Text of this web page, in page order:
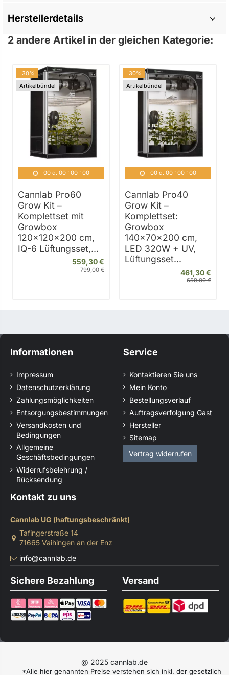
Herstellerdetails
2 andere Artikel in der gleichen Kategorie:
-30%
Artikelbündel
00d. 00: 00: 00
Cannlab Pro60
Grow Kit –
Komplettset mit
Growbox
120×120×200 cm,
IQ-6 Lüftungsset,...
559,30 €
799,00 €
-30%
Artikelbündel
00d. 00: 00: 00
Cannlab Pro40
Grow Kit –
Komplettset:
Growbox
140×70×200 cm,
LED 320W + UV,
Lüftungsset...
461,30 €
659,00 €
Informationen
Impressum
Datenschutzerklärung
Zahlungsmöglichkeiten
Entsorgungsbestimmungen
Versandkosten und
Bedingungen
Allgemeine
Geschäftsbedingungen
Widerrufsbelehrung /
Rücksendung
Service
Kontaktieren Sie uns
Mein Konto
Bestellungsverlauf
Auftragsverfolgung Gast
Hersteller
Sitemap
Vertrag widerrufen
Kontakt zu uns
Cannlab UG (haftungsbeschränkt)
Tafingerstraße 14
71665 Vaihingen an der Enz
info@cannlab.de
Sichere Bezahlung Versand
@ 2025 cannlab.de
*Alle hier genannten Preise verstehen sich inkl. der gesetzlich